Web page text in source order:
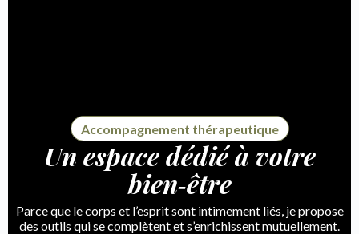
Accompagnement thérapeutique
Un espace dédié à votre
bien‑être
Parce que le corps et l’esprit sont intimement liés, je propose
des outils qui se complètent et s’enrichissent mutuellement.